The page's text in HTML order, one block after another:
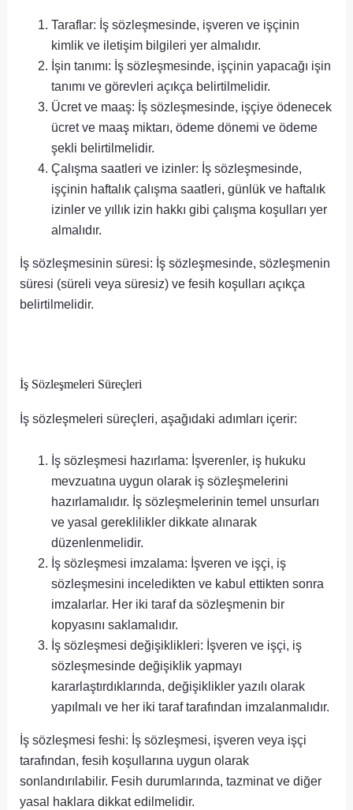
Taraflar: İş sözleşmesinde, işveren ve işçinin
kimlik ve iletişim bilgileri yer almalıdır.
İşin tanımı: İş sözleşmesinde, işçinin yapacağı işin
tanımı ve görevleri açıkça belirtilmelidir.
Ücret ve maaş: İş sözleşmesinde, işçiye ödenecek
ücret ve maaş miktarı, ödeme dönemi ve ödeme
şekli belirtilmelidir.
Çalışma saatleri ve izinler: İş sözleşmesinde,
işçinin haftalık çalışma saatleri, günlük ve haftalık
izinler ve yıllık izin hakkı gibi çalışma koşulları yer
almalıdır.
İş sözleşmesinin süresi: İş sözleşmesinde, sözleşmenin
süresi (süreli veya süresiz) ve fesih koşulları açıkça
belirtilmelidir.
İş Sözleşmeleri Süreçleri
İş sözleşmeleri süreçleri, aşağıdaki adımları içerir:
İş sözleşmesi hazırlama: İşverenler, iş hukuku
mevzuatına uygun olarak iş sözleşmelerini
hazırlamalıdır. İş sözleşmelerinin temel unsurları
ve yasal gereklilikler dikkate alınarak
düzenlenmelidir.
İş sözleşmesi imzalama: İşveren ve işçi, iş
sözleşmesini inceledikten ve kabul ettikten sonra
imzalarlar. Her iki taraf da sözleşmenin bir
kopyasını saklamalıdır.
İş sözleşmesi değişiklikleri: İşveren ve işçi, iş
sözleşmesinde değişiklik yapmayı
kararlaştırdıklarında, değişiklikler yazılı olarak
yapılmalı ve her iki taraf tarafından imzalanmalıdır.
İş sözleşmesi feshi: İş sözleşmesi, işveren veya işçi
tarafından, fesih koşullarına uygun olarak
sonlandırılabilir. Fesih durumlarında, tazminat ve diğer
yasal haklara dikkat edilmelidir.